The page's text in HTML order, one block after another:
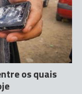
os quais